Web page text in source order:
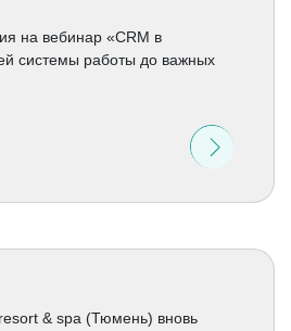
на вебинар «CRM в
системы работы до важных
& spa (Тюмень) вновь